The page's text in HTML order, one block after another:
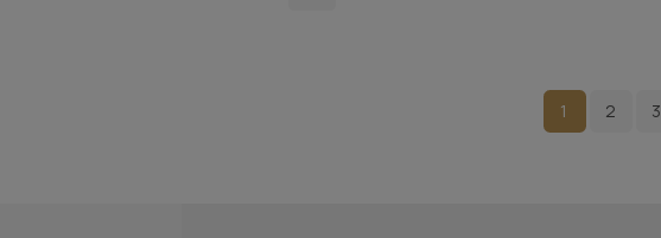
1 2 3